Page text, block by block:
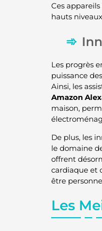
Ces
hauts
Les progrès
puissance
Ainsi, les
Amazon
maison,
De plus, les
le domaine
offrent
cardiaque et
être
Les